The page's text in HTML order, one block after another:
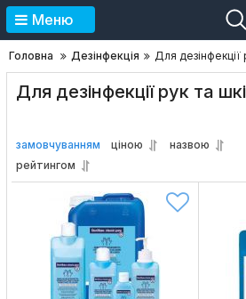
Меню
Головна Дезінфекція Для дезінфекції
Для дезінфекції рук та
замовчуванням ціною
назвою
рейтингом